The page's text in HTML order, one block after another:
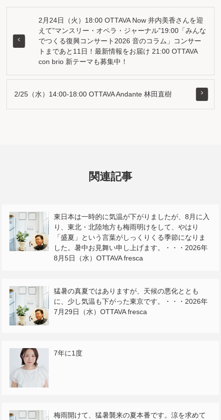
2月24日（火）18:00 OTTAVA Now 井内美香さんを迎
えて”マンスリー・オペラ・ジャーナル”19:00「みんな
でつくる復興コンサート2026 音のコラム」コンサー
トまであと11日！最新情報をお届け 21:00 OTTAVA
con brio 新テーマも募集中！
2/25（水）14:00-18:00 OTTAVA Andante 林田直樹
関連記事
東日本は一時的に気温が下がりましたが、8月に入
り、東北・北陸地方も梅雨明けをして、やはり
「盛夏」という言葉がしっくりくる季節になりま
した。暑中お見舞い申し上げます。・・・2026年
8月5日（水）OTTAVA fresca
猛暑の真夏ではありますが、天候の悪化ととも
に、少し気温も下がった東京です。・・・2026年
7月29日（水）OTTAVA fresca
7年に1度
梅雨開けて、猛暑襲来の夏本番です。涼を求めて